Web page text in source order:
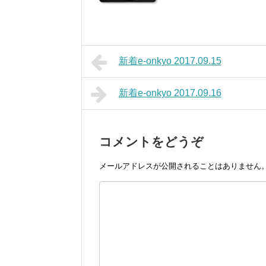
新着e-onkyo 2017.09.15
新着e-onkyo 2017.09.16
コメントをどうぞ
メールアドレスが公開されることはありません